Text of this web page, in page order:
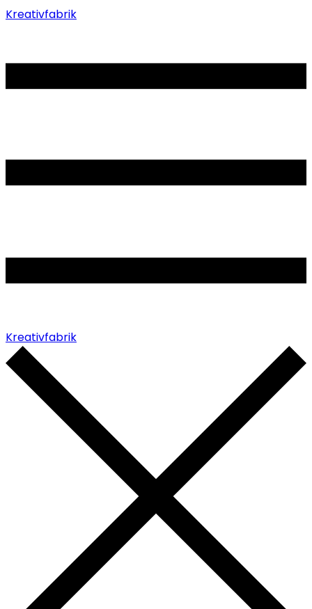
Kreativfabrik
Kreativfabrik